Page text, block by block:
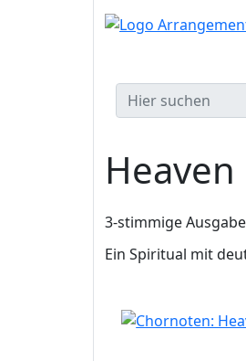
3-stimmige
Ein Spiritual mit